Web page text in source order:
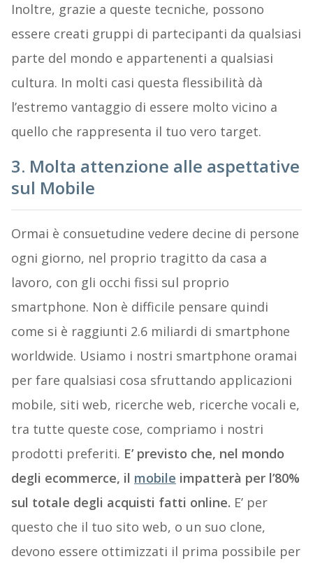
Inoltre, grazie a queste tecniche, possono
essere creati gruppi di partecipanti da qualsiasi
parte del mondo e appartenenti a qualsiasi
cultura. In molti casi questa flessibilità dà
l’estremo vantaggio di essere molto vicino a
quello che rappresenta il tuo vero target.
3. Molta attenzione alle aspettative
sul Mobile
Ormai è consuetudine vedere decine di persone
ogni giorno, nel proprio tragitto da casa a
lavoro, con gli occhi fissi sul proprio
smartphone. Non è difficile pensare quindi
come si è raggiunti 2.6 miliardi di smartphone
worldwide. Usiamo i nostri smartphone oramai
per fare qualsiasi cosa sfruttando applicazioni
mobile, siti web, ricerche web, ricerche vocali e,
tra tutte queste cose, compriamo i nostri
prodotti preferiti. E’ previsto che, nel mondo
degli ecommerce, il mobile impatterà per l’80%
sul totale degli acquisti fatti online. E’ per
questo che il tuo sito web, o un suo clone,
devono essere ottimizzati il prima possibile per